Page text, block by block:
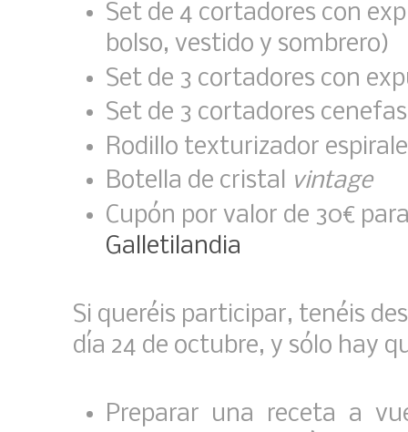
Set de 4 cortadores con
bolso, vestido y sombrero)
Set de 3 cortadores con
Set de 3 cortadores cenefas
Rodillo texturizador
Botella de cristal vintage
Cupón por valor de 30€
Galletilandia
Si queréis participar, tenéis
día 24 de octubre, y sólo hay
Preparar una receta a